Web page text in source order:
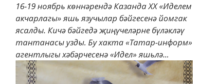
16-19 ноябрь көннәрендә Казанда XX «Иделем
акчарлагы» яшь язучылар бәйгесенә йомгак
ясалды. Кичә бәйгедә җиңүчеләрне бүләкләү
тантанасы узды. Бу хакта «Татар-информ»
агентлыгы хәбәрчесенә «Идел» яшьлә...